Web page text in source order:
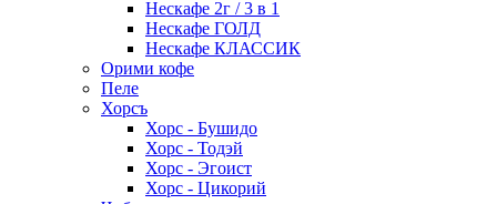
Нескафе 2г / 3 в 1
Нескафе ГОЛД
Нескафе КЛАССИК
Орими кофе
Пеле
Хорсъ
Хорс - Бушидо
Хорс - Тодэй
Хорс - Эгоист
Хорс - Цикорий